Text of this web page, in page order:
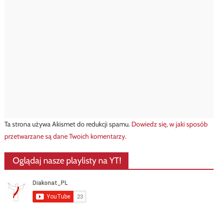
Ta strona używa Akismet do redukcji spamu. Dowiedz się, w jaki sposób
przetwarzane są dane Twoich komentarzy.
Oglądaj nasze playlisty na YT!